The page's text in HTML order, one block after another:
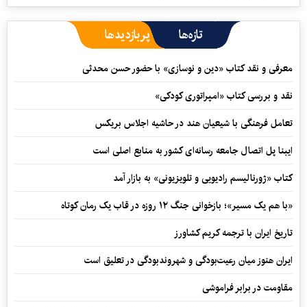
تازه‌ها پربازدیدها
معرفی و نقد کتاب «دین و نوسازی» با حضور حسن محدثی
نقد و بررسی کتاب «امپراتوری کودکی»
تعامل فرهنگی با شیعیان هند در حاشیه اجلاس بریکس
ایبنا پل اتصال جامعه رسانه‌ای کشور به منابع اصلی است
کتاب «ژورنالیسم رادیویی و تلویزیونی» به بازار آمد
«با هم یک مسیر»؛ بازخوانی جنگ ۱۲ روزه در قاب یک رمان کوتاه
تاریخ ایران با ترجمه کریم کشاورز
ایران هنوز میان رعیت‌بودگی و شهروندبودگی در تعلیق است
مقاومت در برابر فراموشی